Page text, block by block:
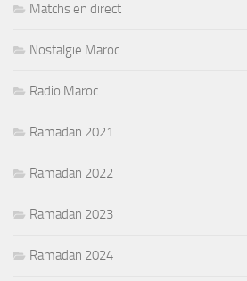
Matchs en direct
Nostalgie Maroc
Radio Maroc
Ramadan 2021
Ramadan 2022
Ramadan 2023
Ramadan 2024